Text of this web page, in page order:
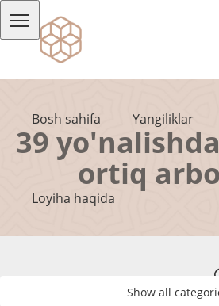
Bosh sahifa Yangiliklar
Loyiha haqida
39
ortiq
Show all